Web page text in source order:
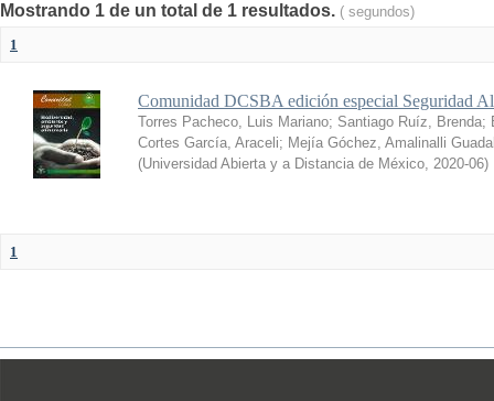
Mostrando 1 de un total de 1 resultados. ( segundos)
1
Comunidad DCSBA edición especial Seguridad
Torres Pacheco, Luis Mariano; Santiago Ruíz, Brenda;
Cortes García, Araceli; Mejía Góchez, Amalinalli
(Universidad Abierta y a Distancia de México, 2020-06)
1